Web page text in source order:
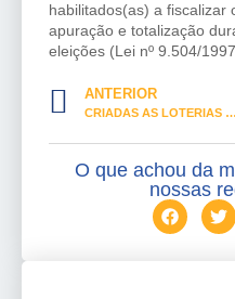
habilitados(as) a fiscalizar
apuração e totalização
eleições (Lei nº 9.504/
ANTERIOR
CRIADAS AS LOTERIAS DO TURISMO E DA SAÚDE
O que achou da
nossas